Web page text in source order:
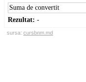
Rezultat: -
sursa: cursbnm.md